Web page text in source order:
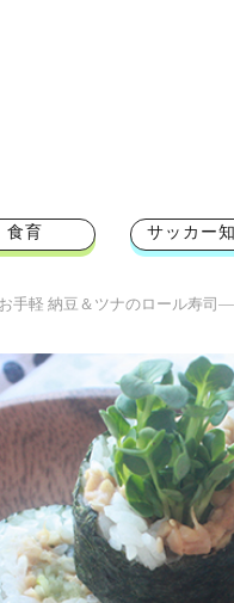
食育 サッカー
手軽 納豆＆ツナのロール寿司―